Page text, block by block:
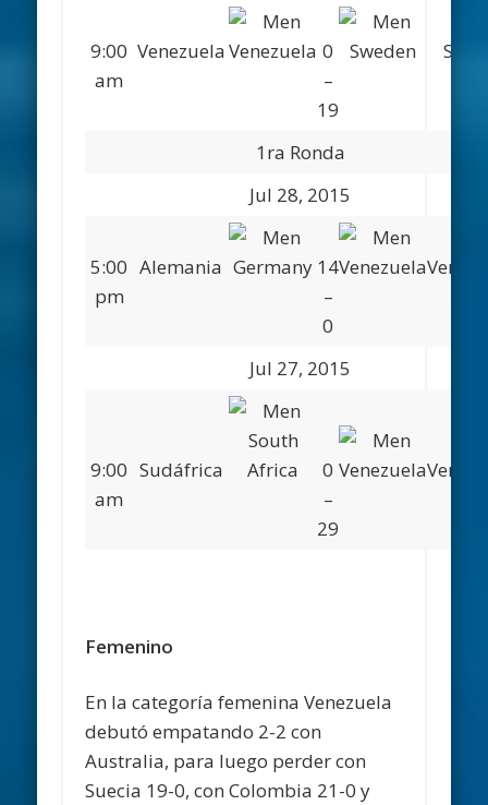
9:00
am
Venezuela
0
–
19
1ra Ronda
Jul 28, 2015
5:00
pm
Alemania
14
–
0
Jul 27, 2015
9:00
am
Sudáfrica
0
–
29
Femenino
En la categoría femenina Venezuela
debutó empatando 2-2 con
Australia, para luego perder con
Suecia 19-0, con Colombia 21-0 y